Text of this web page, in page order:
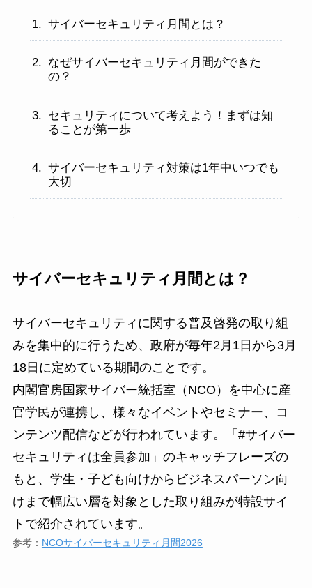
サイバーセキュリティ月間とは？
なぜサイバーセキュリティ月間ができた
の？
セキュリティについて考えよう！まずは知
ることが第一歩
サイバーセキュリティ対策は1年中いつでも
大切
サイバーセキュリティ月間とは？
サイバーセキュリティに関する普及啓発の取り組
みを集中的に行うため、政府が毎年2月1日から3月
18日に定めている期間のことです。
内閣官房国家サイバー統括室（NCO）を中心に産
官学民が連携し、様々なイベントやセミナー、コ
ンテンツ配信などが行われています。「#サイバー
セキュリティは全員参加」のキャッチフレーズの
もと、学生・子ども向けからビジネスパーソン向
けまで幅広い層を対象とした取り組みが特設サイ
トで紹介されています。
参考： NCOサイバーセキュリティ月間2026